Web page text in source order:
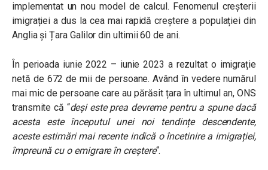
implementat un nou model de calcul. Fenomenul creșterii
imigrației a dus la cea mai rapidă creștere a populației din
Anglia și Țara Galilor din ultimii 60 de ani.
În perioada iunie 2022 – iunie 2023 a rezultat o imigrație
netă de 672 de mii de persoane. Având în vedere numărul
mai mic de persoane care au părăsit țara în ultimul an, ONS
transmite că “deși este prea devreme pentru a spune dacă
acesta este începutul unei noi tendințe descendente,
aceste estimări mai recente indică o încetinire a imigrației,
împreună cu o emigrare în creștere“.